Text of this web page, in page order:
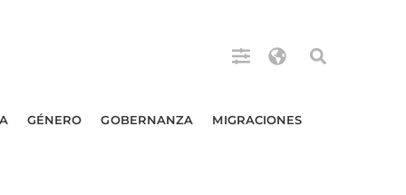
GÉNERO GOBERNANZA MIGRACIONES